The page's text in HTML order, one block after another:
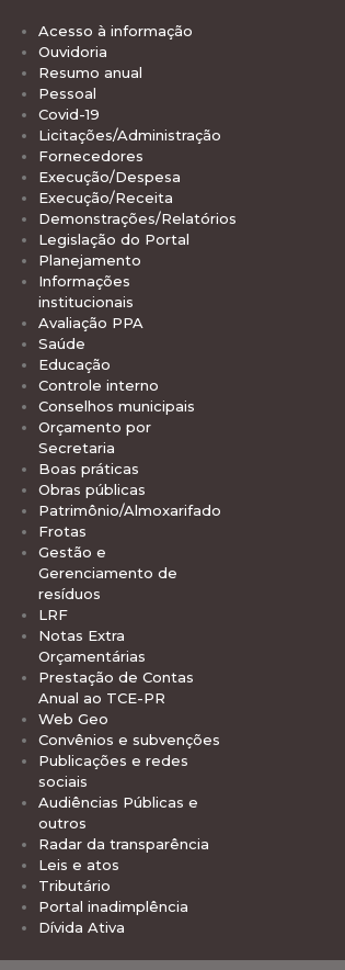
Acesso à informação
Ouvidoria
Resumo anual
Pessoal
Covid-19
Licitações/Administração
Fornecedores
Execução/Despesa
Execução/Receita
Demonstrações/Relatórios
Legislação do Portal
Planejamento
Informações
institucionais
Avaliação PPA
Saúde
Educação
Controle interno
Conselhos municipais
Orçamento por
Secretaria
Boas práticas
Obras públicas
Patrimônio/Almoxarifado
Frotas
Gestão e
Gerenciamento de
resíduos
LRF
Notas Extra
Orçamentárias
Prestação de Contas
Anual ao TCE-PR
Web Geo
Convênios e subvenções
Publicações e redes
sociais
Audiências Públicas e
outros
Radar da transparência
Leis e atos
Tributário
Portal inadimplência
Dívida Ativa